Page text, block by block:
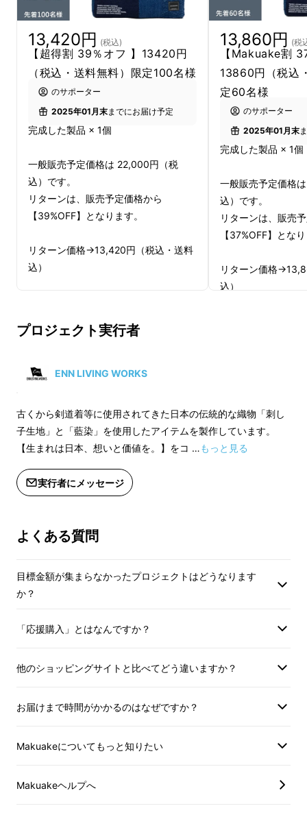
伝統、150余年。
150年の歴史を誇る、関東の藍染、剣道着の産
地「武州」で染め上げた生地を、日本の職人が
丁寧に仕立て上げました。糸の芯まで濃く染め
る藍染は深みのある色。かっこいい大人の紺色
です。
このバッグには【日本の誇り】が詰
まっています。
標です。
私たちENN LIVING WORKS
生地」と「藍染」を使用したアイテムを製作し
その中でもブランド藍染である武州正藍染刺子
しております。
【生まれは日本、想いと価値を。】をコンセプ
るアイテムを製品化しています。
を使用し、生地の素晴らしさを「存分に」「贅
13,420円 (税込)
【超得割 39％オフ 】13420円
（税込・送料無料）限定100名様
のサポーター
2025年01月末までにお届け予定
完成した製品 × 1個
一般販売予定価格は 22,000円（税
込）です。
リターンは、販売予定価格から
【39%OFF】となります。
リターン価格→13,420円（税込・送料
込）
※ご注文状況、使用部材の供給状況、
す。予めご了承お願い致します。
※皆様の応援購入により量産効率が向
上した場合、正規販売価格が予定価格
より下がる可能性もございます。
（適格請求書発行事業者登録番号の記
載のあるインボイスが必要な場合は、
お問合せください）
13,860円 (税
【Makuake割
13860円（税込
定60名様
のサポーター
2025年01月末
完成した製品 × 1個
一般販売予定価格
込）です。
リターンは、販売
【37%OFF】とな
リターン価格
込）
製造工程上の都合
より出荷時期が遅
す。予めご了承お
適格請求書発行事
Makuakeメッセー
プロジェクト実行者
ENN LIVING WORKS
古くから剣道着等に使用されてきた日本の伝統的な織物「刺し
子生地」と「藍染」を使用したアイテムを製作しています。
【生まれは日本、想いと価値を。】をコ …もっと見る
実行者にメッセージ
よくある質問
目標金額が集まらなかったプロジェクトはどうなります
か？
「応援購入」とはなんですか？
他のショッピングサイトと比べてどう違いますか？
お届けまで時間がかかるのはなぜですか？
Makuakeについてもっと知りたい
Makuakeヘルプへ